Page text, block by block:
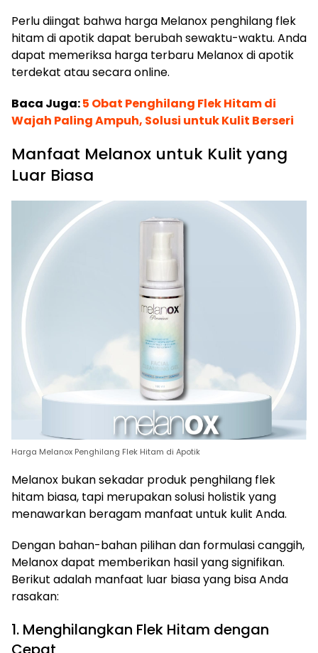
Perlu diingat bahwa harga Melanox penghilang flek
hitam di apotik dapat berubah sewaktu-waktu. Anda
dapat memeriksa harga terbaru Melanox di apotik
terdekat atau secara online.
Baca Juga:5 Obat Penghilang Flek Hitam di
Wajah Paling Ampuh, Solusi untuk Kulit Berseri
Manfaat Melanox untuk Kulit yang
Luar Biasa
Harga Melanox Penghilang Flek Hitam di Apotik
Melanox bukan sekadar produk penghilang flek
hitam biasa, tapi merupakan solusi holistik yang
menawarkan beragam manfaat untuk kulit Anda.
Dengan bahan-bahan pilihan dan formulasi canggih,
Melanox dapat memberikan hasil yang signifikan.
Berikut adalah manfaat luar biasa yang bisa Anda
rasakan:
1. Menghilangkan Flek Hitam dengan